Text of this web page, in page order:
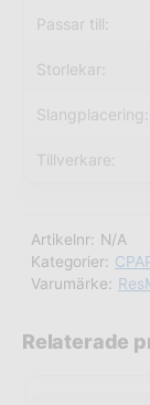
Passar till:
Storlekar:
Slangplacering:
Tillverkare:
Artikelnr: N/A
Kategorier:
Varumärke:
Relaterade